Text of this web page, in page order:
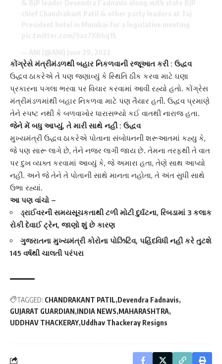
કોંગ્રેસે મંત્રીમંડળથી બહાર નિકળવાની રજૂઆત કરી : ઉદ્ધવ
ઉદ્ધવ ઠાકરેએ તે પણ જણાવ્યું કે સ્થિતિ ઠીક કરવા માટે ઘણા
પ્રકારના પગલા ભરવા પર વિચાર કરવામાં આવી રહ્યો હતો. કોંગ્રેસ
મંત્રીમંડળમાંથી બહાર નિકળવા માટે પણ તૈયાર હતી. ઉદ્ધવ પ્રમાણે
તેને સ્પષ્ટ નથી કે બળવાખોર ધારાસભ્યો કઈ વાતથી નારાજ હતા.
જેને મેં બધુ આપ્યું, તે મારી સાથે નહીં : ઉદ્ધવ
મુખ્યમંત્રી ઉદ્ધવ ઠાકરેએ પોતાના સંબોધનની શરૂઆતમાં કહ્યુ કે,
જે પણ સારૂ લાગે છે, તેને નજર લાગી જાય છે. તેમના તરફથી તે વાત
પર દુખ વ્યક્ત કરવામાં આવ્યું કે, જે અમારા હતા, તેણે સાથ આપ્યો
નહીં. અને જે તેને તે પોતાની સાથે માનતા નહોતા, તે અંત સુધી સાથે
ઉભા રહ્યાં.
આ પણ વાંચો –
ડ્રાઈવરની સમયસૂચકતાથી ટળી મોટી દુર્ઘટના, રિબડામાં 3 કલાક
રોકી દેવાઈ ટ્રેન, જાણો શું છે કારણ
ગુજરાતના મુખ્યમંત્રી કોરોના પોઝિટિવ, પહિંદવિધી નહી કરે તુટશે
145 વર્ષથી ચાલતી પરંપરા
TAGGED: CHANDRAKANT PATIL Devendra Fadnavis
GUJARAT GUARDIAN INDIA NEWS MAHARASHTRA
UDDHAV THACKERAY Uddhav Thackeray Resigns